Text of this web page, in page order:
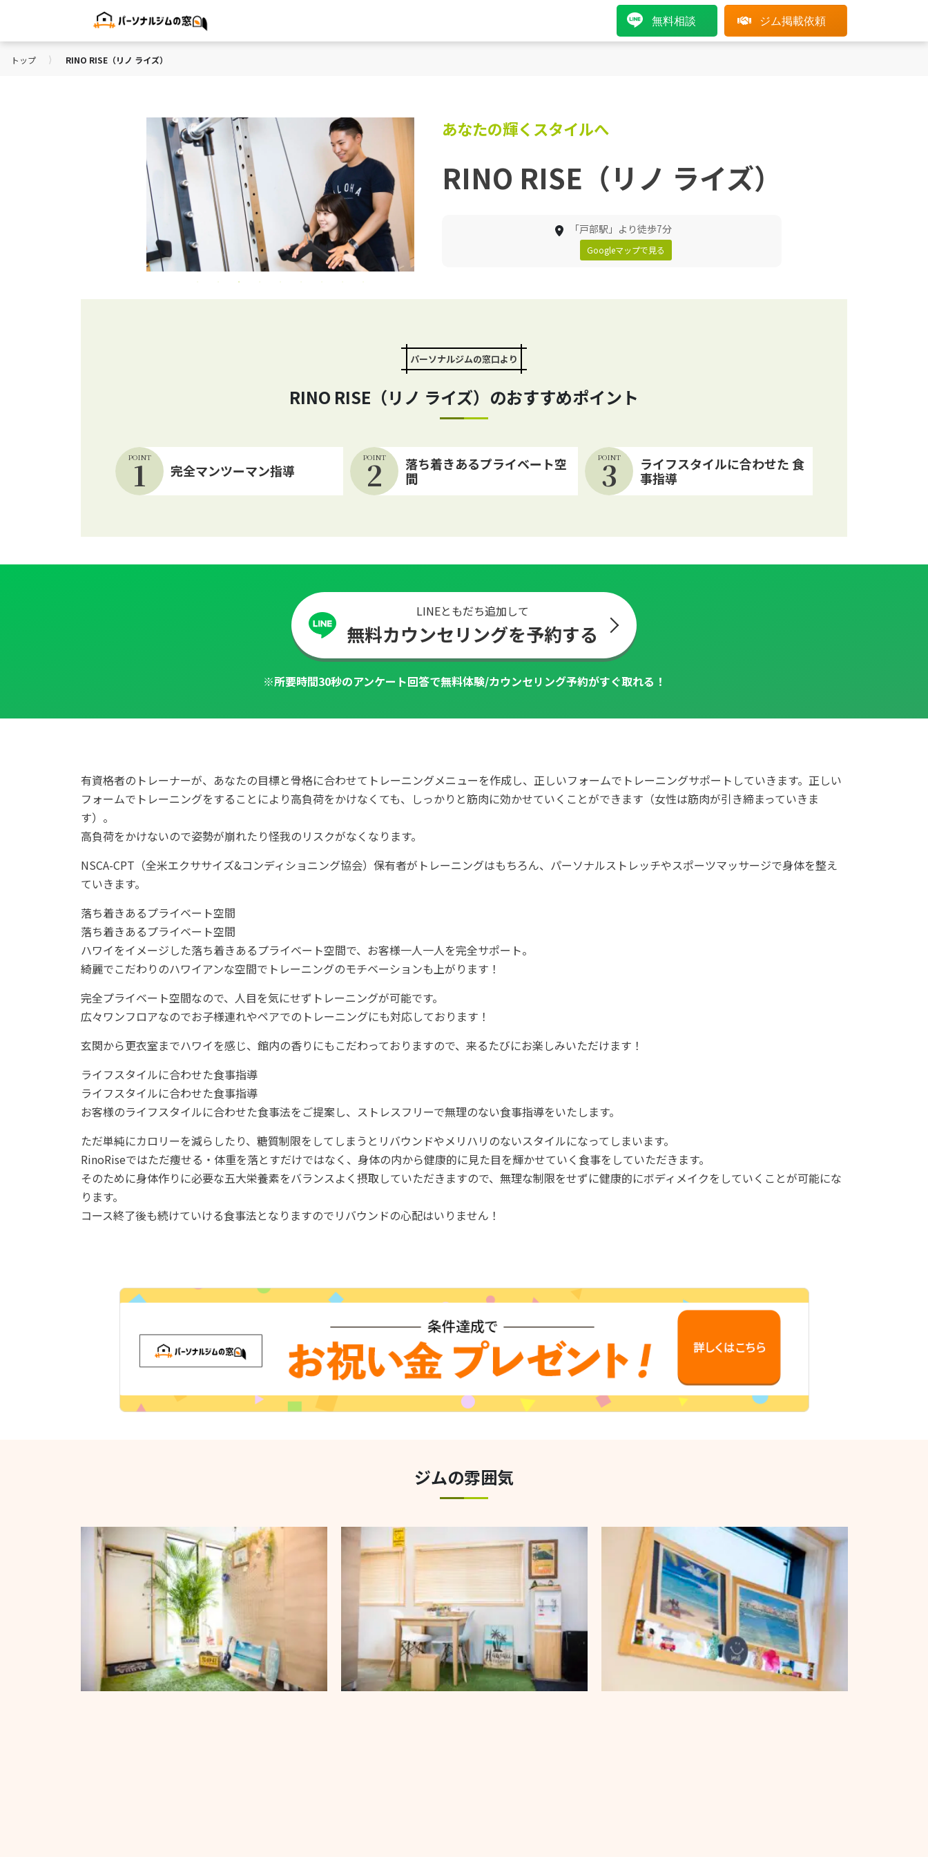
無料相談 ジム掲載依頼
トップ ⟩ RINO RISE（リノ ライズ）
あなたの輝くスタイルへ
RINO RISE（リノ ライズ）
「戸部駅」より徒歩7分
Googleマップで見る
パーソナルジムの窓口より
RINO RISE（リノ ライズ）のおすすめポイント
POINT
1 完全マンツーマン指導
POINT
2
落ち着きあるプライベート空
間
POINT
3
ライフスタイルに合わせた ⾷
事指導
LINEともだち追加して
無料カウンセリングを予約する
※所要時間30秒のアンケート回答で無料体験/カウンセリング予約がすぐ取れる！
有資格者のトレーナーが、あなたの⽬標と⾻格に合わせてトレーニングメニューを作成し、正しいフォームでトレーニングサポートしていきます。正しい
フォームでトレーニングをすることにより⾼負荷をかけなくても、しっかりと筋⾁に効かせていくことができます（女性は筋肉が引き締まっていきま
す）。
⾼負荷をかけないので姿勢が崩れたり怪我のリスクがなくなります。
NSCA-CPT（全⽶エクササイズ&コンディショニング協会）保有者がトレーニングはもちろん、パーソナルストレッチやスポーツマッサージで⾝体を整え
ていきます。
落ち着きあるプライベート空間
落ち着きあるプライベート空間
ハワイをイメージした落ち着きあるプライベート空間で、お客様⼀⼈一人を完全サポート。
綺麗でこだわりのハワイアンな空間でトレーニングのモチベーションも上がります！
完全プライベート空間なので、⼈⽬を気にせずトレーニングが可能です。
広々ワンフロアなのでお⼦様連れやペアでのトレーニングにも対応しております！
⽞関から更⾐室までハワイを感じ、館内の⾹りにもこだわっておりますので、来るたびにお楽しみいただけます！
ライフスタイルに合わせた⾷事指導
ライフスタイルに合わせた⾷事指導
お客様のライフスタイルに合わせた⾷事法をご提案し、ストレスフリーで無理のない⾷事指導をいたします。
ただ単純にカロリーを減らしたり、糖質制限をしてしまうとリバウンドやメリハリのないスタイルになってしまいます。
RinoRiseではただ痩せる・体重を落とすだけではなく、⾝体の内から健康的に⾒た⽬を輝かせていく⾷事をしていただきます。
そのために⾝体作りに必要な五大栄養素をバランスよく摂取していただきますので、無理な制限をせずに健康的にボディメイクをしていくことが可能にな
ります。
コース終了後も続けていける⾷事法となりますのでリバウンドの⼼配はいりません！
ジムの雰囲気